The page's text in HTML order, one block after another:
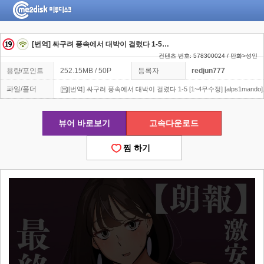
[번역] 싸구려 풍속에서 대박이 걸렸다 1-5 [1~4무수정] [alps1mando]
컨텐츠 번호: 578300024 / 만화>성인
용량/포인트 252.15MB / 50P 등록자 redjun777
파일/폴더 [번역] 싸구려 풍속에서 대박이 걸렸다 1-5 [1~4무수정]
뷰어 바로보기 고속다운로드
찜 하기